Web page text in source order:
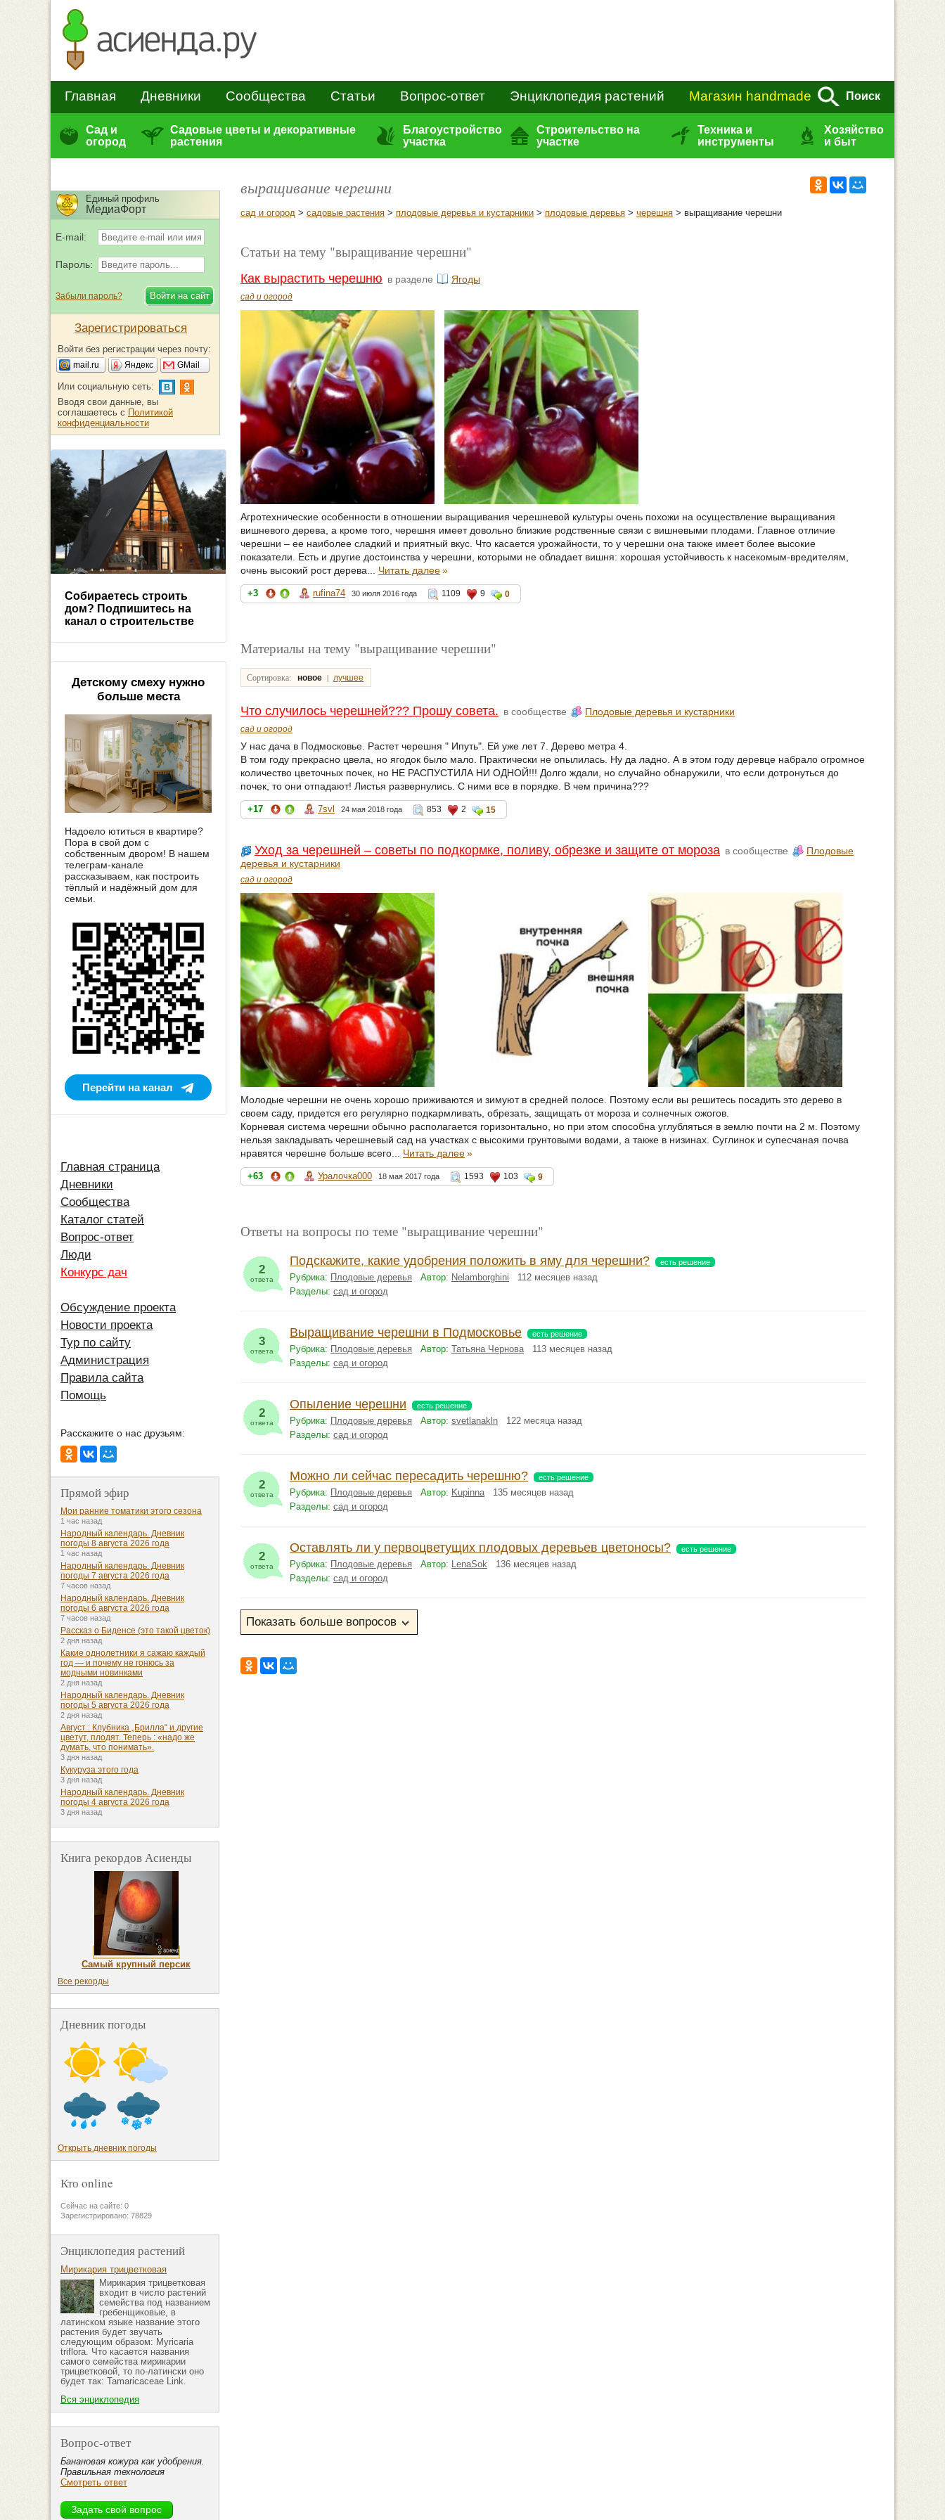
Главная Дневники Сообщества Статьи Вопрос-ответ Энциклопедия растений Магазин handmade Поиск
Сад и
огород
Садовые цветы и декоративные
растения
Благоустройство
участка
Строительство на
участке
Техника и
инструменты
Хозяйство
и быт
выращивание черешни
сад и огород > садовые растения > плодовые деревья и кустарники > плодовые деревья > черешня > выращивание черешни
Статьи на тему "выращивание черешни"
Как вырастить черешню в разделе Ягоды
сад и огород
Агротехнические особенности в отношении выращивания черешневой культуры очень похожи на осуществление выращивания
вишневого дерева, а кроме того, черешня имеет довольно близкие родственные связи с вишневыми плодами. Главное отличие
черешни – ее наиболее сладкий и приятный вкус. Что касается урожайности, то у черешни она также имеет более высокие
показатели. Есть и другие достоинства у черешни, которыми не обладает вишня: хорошая устойчивость к насекомым-вредителям,
очень высокий рост дерева... Читать далее»
+3 rufina74 30 июля 2016 года 1109 9 0
Материалы на тему "выращивание черешни"
Сортировка: новое | лучшее
Что случилось черешней??? Прошу совета. в сообществе Плодовые деревья и кустарники
сад и огород
У нас дача в Подмосковье. Растет черешня " Ипуть". Ей уже лет 7. Дерево метра 4.
В том году прекрасно цвела, но ягодок было мало. Практически не опылилась. Ну да ладно. А в этом году деревце набрало огромное
количество цветочных почек, но НЕ РАСПУСТИЛА НИ ОДНОЙ!!! Долго ждали, но случайно обнаружили, что если дотронуться до
почек, то они отпадают! Листья развернулись. С ними все в порядке. В чем причина???
+17 7svl 24 мая 2018 года 853 2 15
Уход за черешней – советы по подкормке, поливу, обрезке и защите от мороза в сообществе
Плодовые
деревья и кустарники
сад и огород
Молодые черешни не очень хорошо приживаются и зимуют в средней полосе. Поэтому если вы решитесь посадить это дерево в
своем саду, придется его регулярно подкармливать, обрезать, защищать от мороза и солнечных ожогов.
Корневая система черешни обычно располагается горизонтально, но при этом способна углубляться в землю почти на 2 м. Поэтому
нельзя закладывать черешневый сад на участках с высокими грунтовыми водами, а также в низинах. Суглинок и супесчаная почва
нравятся черешне больше всего... Читать далее»
+63 Уралочка000 18 мая 2017 года 1593 103 9
Ответы на вопросы по теме "выращивание черешни"
2
ответа
Подскажите, какие удобрения положить в яму для черешни? есть решение
Рубрика: Плодовые деревья Автор: Nelamborghini 112 месяцев назад
Разделы: сад и огород
3
ответа
Выращивание черешни в Подмосковье есть решение
Рубрика: Плодовые деревья Автор: Татьяна Чернова 113 месяцев назад
Разделы: сад и огород
2
ответа
Опыление черешни есть решение
Рубрика: Плодовые деревья Автор: svetlanakln 122 месяца назад
Разделы: сад и огород
2
ответа
Можно ли сейчас пересадить черешню? есть решение
Рубрика: Плодовые деревья Автор: Kupinna 135 месяцев назад
Разделы: сад и огород
2
ответа
Оставлять ли у первоцветущих плодовых деревьев цветоносы? есть решение
Рубрика: Плодовые деревья Автор: LenaSok 136 месяцев назад
Разделы: сад и огород
Единый профиль
МедиаФорт
E-mail:
Пароль:
Забыли пароль?
Зарегистрироваться
Войти без регистрации через почту:
mail.ru Яндекс GMail
Или социальную сеть:
Вводя свои данные, вы
соглашаетесь с Политикой
конфиденциальности
Собираетесь строить
дом? Подпишитесь на
канал о строительстве
Детскому смеху нужно
больше места
Надоело ютиться в квартире?
Пора в свой дом с
собственным двором! В нашем
телеграм-канале
рассказываем, как построить
тёплый и надёжный дом для
семьи.
Перейти на канал
Главная страница
Дневники
Сообщества
Каталог статей
Вопрос-ответ
Люди
Конкурс дач
Обсуждение проекта
Новости проекта
Тур по сайту
Администрация
Правила сайта
Помощь
Расскажите о нас друзьям:
Прямой эфир
Мои ранние томатики этого сезона
1 час назад
Народный календарь. Дневник
погоды 8 августа 2026 года
1 час назад
Народный календарь. Дневник
погоды 7 августа 2026 года
7 часов назад
Народный календарь. Дневник
погоды 6 августа 2026 года
7 часов назад
Рассказ о Биденсе (это такой цветок)
2 дня назад
Какие однолетники я сажаю каждый
год — и почему не гонюсь за
модными новинками
2 дня назад
Народный календарь. Дневник
погоды 5 августа 2026 года
2 дня назад
Август : Клубника „Брилла“ и другие
цветут, плодят. Теперь : «надо же
думать, что понимать».
3 дня назад
Кукуруза этого года
3 дня назад
Народный календарь. Дневник
погоды 4 августа 2026 года
3 дня назад
Книга рекордов Асиенды
Самый крупный персик
Все рекорды
Дневник погоды
Открыть дневник погоды
Кто online
Сейчас на сайте: 0
Зарегистрировано: 78829
Энциклопедия растений
Мирикария трицветковая
Мирикария трицветковая
входит в число растений
семейства под названием
гребенщиковые, в
латинском языке название этого
растения будет звучать
следующим образом: Myricaria
triflora. Что касается названия
самого семейства мирикарии
трицветковой, то по-латински оно
будет так: Tamaricaceae Link.
Вся энциклопедия
Вопрос-ответ
Банановая кожура как удобрения.
Правильная технология
Смотреть ответ